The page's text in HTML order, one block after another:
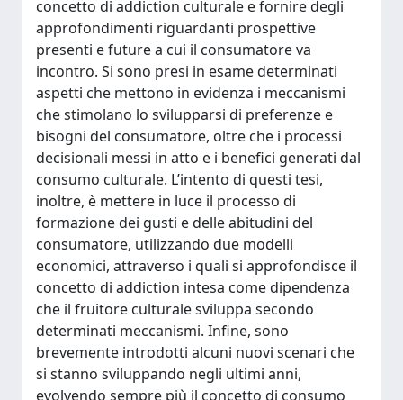
concetto di addiction culturale e fornire degli
approfondimenti riguardanti prospettive
presenti e future a cui il consumatore va
incontro. Si sono presi in esame determinati
aspetti che mettono in evidenza i meccanismi
che stimolano lo svilupparsi di preferenze e
bisogni del consumatore, oltre che i processi
decisionali messi in atto e i benefici generati dal
consumo culturale. L’intento di questi tesi,
inoltre, è mettere in luce il processo di
formazione dei gusti e delle abitudini del
consumatore, utilizzando due modelli
economici, attraverso i quali si approfondisce il
concetto di addiction intesa come dipendenza
che il fruitore culturale sviluppa secondo
determinati meccanismi. Infine, sono
brevemente introdotti alcuni nuovi scenari che
si stanno sviluppando negli ultimi anni,
evolvendo sempre più il concetto di consumo